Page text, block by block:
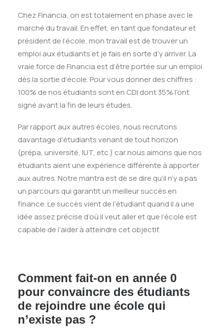
Chez Financia, on est totalement en phase avec le
marché du travail. En effet, en tant que fondateur et
président de l’école, mon travail est de trouver un
emploi aux étudiants et je fais en sorte d’y arriver. La
vraie force de Financia est d’être portée sur un emploi
dès la sortie d’école. Pour vous donner des chiffres :
100% de nos étudiants sont en CDI dont 35% l’ont
signé avant la fin de leurs études.
Par rapport aux autres écoles, nous recrutons
davantage d’étudiants venant de tout horizon
(prépa, université, IUT, etc.) car nous aimons que nos
étudiants aient une expérience différente à apporter
aux autres. Notre mantra est de se dire qu’il n’y a pas
un parcours qui garantit un meilleur succès en
finance. Le succès vient de l’étudiant quand il a une
idée assez précise d’où il veut aller et que l’école est
capable de l’aider à atteindre cet objectif.
Comment fait-on en année 0
pour convaincre des étudiants
de rejoindre une école qui
n’existe pas ?